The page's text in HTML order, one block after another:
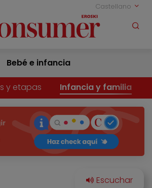
Castellano
Bebé e infancia
y etapas Infancia y familia